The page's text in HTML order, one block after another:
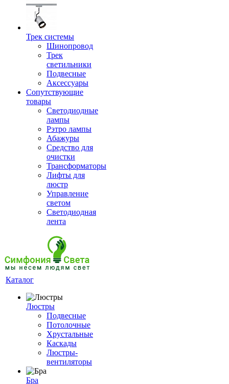
Трек системы
Шинопровод
Трек
светильники
Подвесные
Аксессуары
Сопутствующие
товары
Светодиодные
лампы
Рэтро лампы
Абажуры
Средство для
очистки
Трансформаторы
Лифты для
люстр
Управление
светом
Светодиодная
лента
Каталог
Люстры
Подвесные
Потолочные
Хрустальные
Каскады
Люстры-
вентиляторы
Бра